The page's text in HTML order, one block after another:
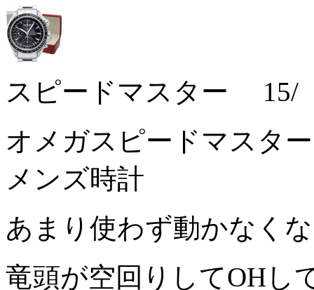
スピードマスター 15/
オメガスピードマスタ
メンズ時計
あまり使わず動かなく
竜頭が空回りしてOHし